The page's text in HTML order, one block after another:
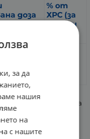
доза
% от
ХРС (за
дневен
антиоксидант за
ставните
на
за да
нашия
на
с нашите